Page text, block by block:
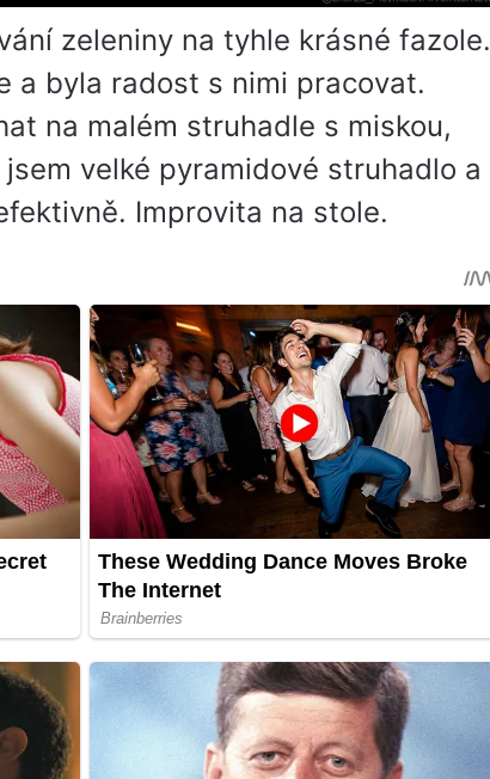
zeleniny na tyhle krásné fazole.
a byla radost s nimi pracovat.
na malém struhadle s miskou,
velké pyramidové struhadlo a
Improvita na stole.